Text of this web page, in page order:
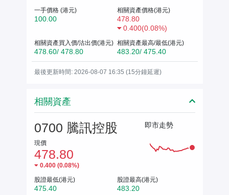
一手價格 (港元)
100.00
相關資產價格(港元)
478.80
0.400(0.08%)
相關資產買入價/沽出價(港元)
478.60/ 478.80
相關資產最高/最低(港元)
483.20/ 475.40
最後更新時間: 2026-08-07 16:35 (15分鐘延遲)
相關資產
0700 騰訊控股
現價
478.80
0.400(0.08%)
即市走勢
股證最低(港元)
475.40
股證最高(港元)
483.20